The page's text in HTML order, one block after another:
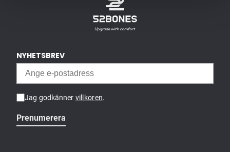
NYHETSBREV
Jag godkänner villkoren.
Prenumerera